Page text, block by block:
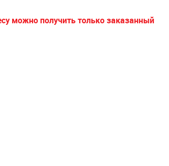
можно получить только заказанный